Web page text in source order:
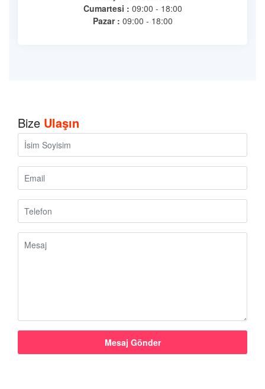
Cumartesi : 09:00 - 18:00
Pazar : 09:00 - 18:00
Bize Ulaşın